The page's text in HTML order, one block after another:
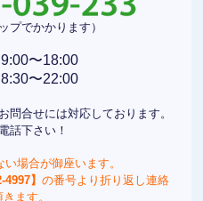
プでかかります）
〜18:00
〜22:00
問合せには対応しております。
話下さい！
場合が御座います。
】 の番号より折り返し連絡
ます。